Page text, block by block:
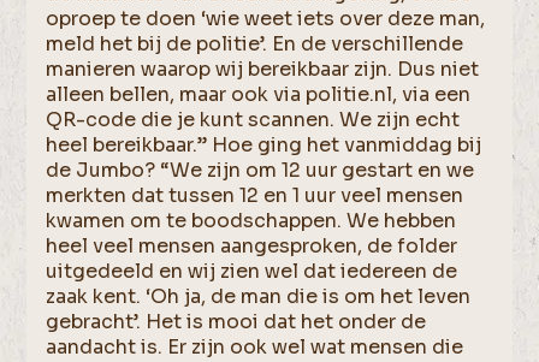
oproep te doen ‘wie weet iets over deze man,
meld het bij de politie’. En de verschillende
manieren waarop wij bereikbaar zijn. Dus niet
alleen bellen, maar ook via politie.nl, via een
QR-code die je kunt scannen. We zijn echt
heel bereikbaar.” Hoe ging het vanmiddag bij
de Jumbo? “We zijn om 12 uur gestart en we
merkten dat tussen 12 en 1 uur veel mensen
kwamen om te boodschappen. We hebben
heel veel mensen aangesproken, de folder
uitgedeeld en wij zien wel dat iedereen de
zaak kent. ‘Oh ja, de man die is om het leven
gebracht’. Het is mooi dat het onder de
aandacht is. Er zijn ook wel wat mensen die